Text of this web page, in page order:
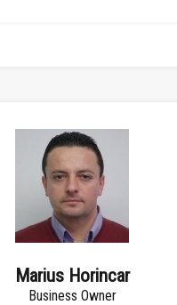
Marius Horincar
Business Owner